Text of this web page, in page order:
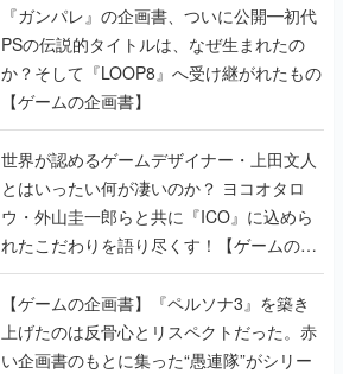
『ガンパレ』の企画書、ついに公開━初代
PSの伝説的タイトルは、なぜ生まれたの
か？そして『LOOP8』へ受け継がれたもの
【ゲームの企画書】
世界が認めるゲームデザイナー・上田文人
とはいったい何が凄いのか？ ヨコオタロ
ウ・外山圭一郎らと共に『ICO』に込めら
れたこだわりを語り尽くす！【ゲームの企
画書】
【ゲームの企画書】『ペルソナ3』を築き
上げたのは反骨心とリスペクトだった。赤
い企画書のもとに集った“愚連隊”がシリー